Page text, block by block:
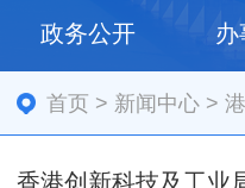
政务公开 办
首页 > 新闻中心 >
香港创新科技及工业